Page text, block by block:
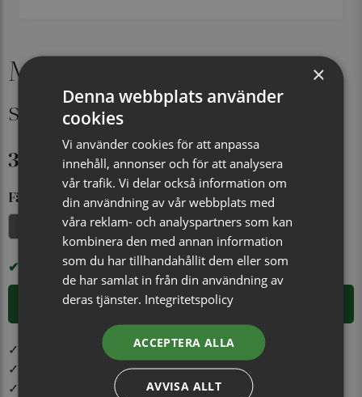
Manschettknapp Kalmar
silver
399 kr
Färg
I LAGER
LÄGG I VARUKORGEN
✓ Öppet köp i 30 dagar ✓ Fri frakt från 499 kr
✓ Din beställning skickas inom 1-2 vardagar
✓ Snabb leverans från vårt lager i Jönköping
×
Denna webbplats använder
cookies
Vi använder cookies för att anpassa
innehåll, annonser och för att analysera
vår trafik. Vi delar också information om
din användning av vår webbplats med
våra reklam- och analyspartners som kan
kombinera den med annan information
som du har tillhandahållit dem eller som
de har samlat in från din användning av
deras tjänster. Integritetspolicy
ACCEPTERA ALLA
AVVISA ALLT